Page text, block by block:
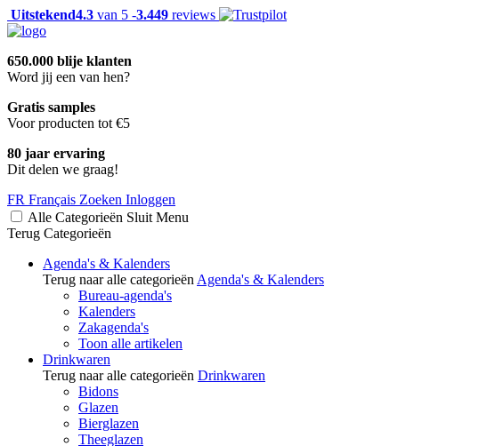
Uitstekend4.3 van 5 -3.449 reviews
650.000 blije klanten
Word jij een van hen?
Gratis samples
Voor producten tot €5
80 jaar ervaring
Dit delen we graag!
FR Français Zoeken Inloggen
Alle Categorieën Sluit Menu
Terug Categorieën
Agenda's & Kalenders
Terug naar alle categorieën Agenda's & Kalenders
Bureau-agenda's
Kalenders
Zakagenda's
Toon alle artikelen
Drinkwaren
Terug naar alle categorieën Drinkwaren
Bidons
Glazen
Bierglazen
Theeglazen